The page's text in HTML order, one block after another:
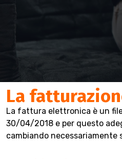
La
La fattura elettronica è un
30/04/2018 e per questo
cambiando necessariamente